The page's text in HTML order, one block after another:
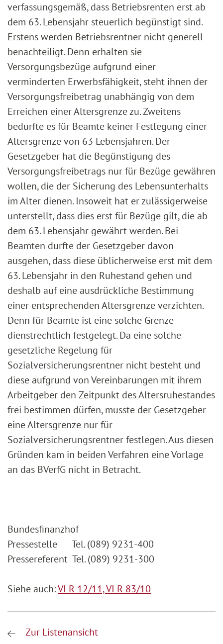
verfassungsgemäß, dass Betriebsrenten erst ab
dem 63. Lebensjahr steuerlich begünstigt sind.
Erstens werden Betriebsrentner nicht generell
benachteiligt. Denn erhalten sie
Versorgungsbezüge aufgrund einer
verminderten Erwerbsfähigkeit, steht ihnen der
Versorgungsfreibetrag unabhängig von dem
Erreichen einer Altersgrenze zu. Zweitens
bedurfte es für Beamte keiner Festlegung einer
Altersgrenze von 63 Lebensjahren. Der
Gesetzgeber hat die Begünstigung des
Versorgungsfreibetrags nur für Bezüge gewähren
wollen, die der Sicherung des Lebensunterhalts
im Alter dienen. Insoweit hat er zulässigerweise
unterstellt, dass dies erst für Bezüge gilt, die ab
dem 63. Lebensjahr gewährt werden. Bei
Beamten durfte der Gesetzgeber davon
ausgehen, dass diese üblicherweise erst mit dem
63. Lebensjahr in den Ruhestand gehen und
deshalb auf eine ausdrückliche Bestimmung
einer entsprechenden Altersgrenze verzichten.
Denn für Beamte ist eine solche Grenze
dienstrechtlich festgelegt. Da eine solche
gesetzliche Regelung für
Sozialversicherungsrentner nicht besteht und
diese aufgrund von Vereinbarungen mit ihrem
Arbeitgeber den Zeitpunkt des Altersruhestandes
frei bestimmen dürfen, musste der Gesetzgeber
eine Altersgrenze nur für
Sozialversicherungsrentner festlegen. Aus diesen
Gründen kam in beiden Verfahren eine Vorlage
an das BVerfG nicht in Betracht.
Bundesfinanzhof
Pressestelle Tel. (089) 9231-400
Pressereferent Tel. (089) 9231-300
Siehe auch:VI R 12/11,VI R 83/10
Zur Listenansicht